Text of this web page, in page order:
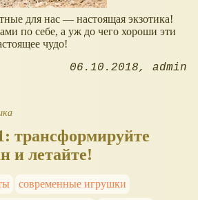
для нас — настоящая экзотика!
по себе, а уж до чего хороши эти
чудо!
06.10.2018 admin
трансформируйте
и летайте!
современные игрушки